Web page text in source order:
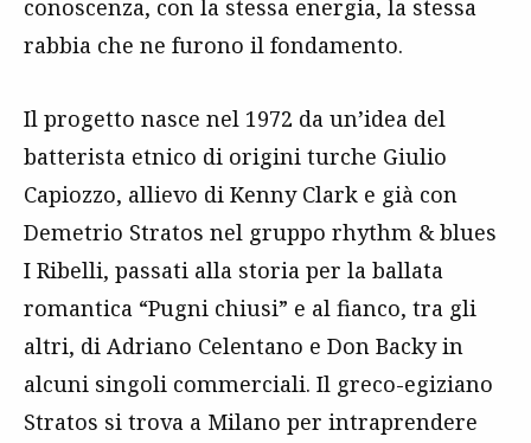
conoscenza, con la stessa energia, la stessa
rabbia che ne furono il fondamento.
Il progetto nasce nel 1972 da un’idea del
batterista etnico di origini turche Giulio
Capiozzo, allievo di Kenny Clark e già con
Demetrio Stratos nel gruppo rhythm & blues
I Ribelli, passati alla storia per la ballata
romantica “Pugni chiusi” e al fianco, tra gli
altri, di Adriano Celentano e Don Backy in
alcuni singoli commerciali. Il greco-egiziano
Stratos si trova a Milano per intraprendere